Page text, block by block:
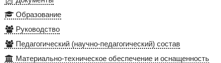
Образование
Руководство
Педагогический (научно-педагогический) состав
Материально-техническое обеспечение и оснащенность